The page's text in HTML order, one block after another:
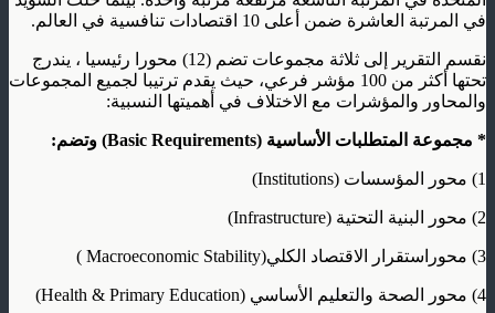
في المرتبة العاشرة ضمن أعلى 10 اقتصادات تنافسية في العالم.
نقسم التقرير إلى ثلاثة مجموعات تضم (12) محورا رئيسيا ، يندرج
تحتها أكثر من 100 مؤشر فرعي، حيث يقدم ترتيبا لجميع المجموعات
والمحاور والمؤشرات مع الاختلاف في أهميتها النسبية:
* مجموعة المتطلبات الأساسية (Basic Requirements) وتضم:
1) محور المؤسسات (Institutions)
2) محور البنية التحتية (Infrastructure)
3) محوراستقرار الاقتصاد الكلي(Macroeconomic Stability )
4) محور الصحة والتعليم الأساسي (Health & Primary Education)